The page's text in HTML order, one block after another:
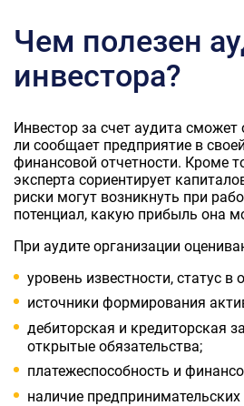
Чем полезен
инвестора?
Инвестор за счет аудита сможет
ли сообщает предприятие в
финансовой отчетности. Кроме
эксперта сориентирует
риски могут возникнуть при
потенциал, какую прибыль она
При аудите организации
уровень известности, статус в
источники формирования
дебиторская и кредиторская
открытые обязательства;
платежеспособность и
наличие предпринимательских